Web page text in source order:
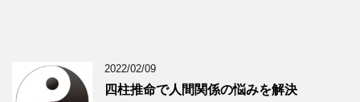
2022/02/09
四柱推命で人間関係の悩みを解決